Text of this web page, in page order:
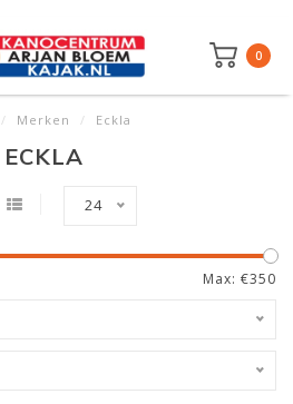
0
/ Merken / Eckla
ECKLA
24
Max: €350